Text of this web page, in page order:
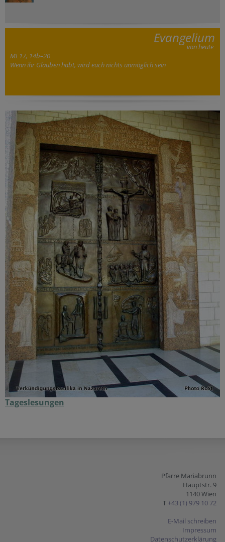
Evangelium
von heute
Mt 17, 14b–20
Wenn ihr Glauben habt, wird euch nichts unmöglich sein
Tageslesungen
Pfarre Mariabrunn
Hauptstr. 9
1140 Wien
T +43 (1) 979 10 72
E-Mail schreiben
Impressum
Datenschutzerklärung